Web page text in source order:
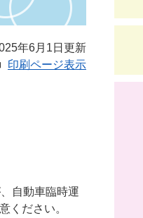
年6月1日更新
印刷ページ表示
自動車臨時運
ください。